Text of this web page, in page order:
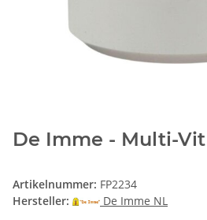
De Imme - Multi-
Artikelnummer: FP2234
Hersteller:
De Imme NL